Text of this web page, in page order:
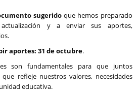
sugeridoque hemos preparado
y a enviar sus aportes,
aportes: 31 de octubre.
son fundamentales para que juntos
refleje nuestros valores, necesidades
educativa.